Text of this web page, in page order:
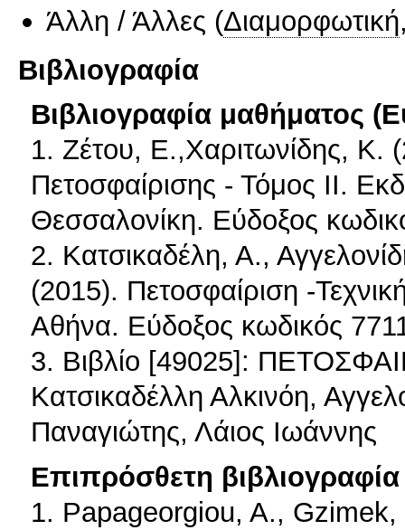
Άλλη / Άλλες (Διαμορφωτική
Βιβλιογραφία
Βιβλιογραφία μαθήματος
1. Ζέτου, Ε.,Χαριτωνίδης, Κ.
Πετοσφαίρισης - Τόμος IΙ.
Θεσσαλονίκη. Εύδοξος
2. Κατσικαδέλη, Α.,
(2015). Πετοσφαίριση -
Αθήνα. Εύδοξος κωδικός
3. Βιβλίο [49025]:
Κατσικαδέλλη Αλκινόη,
Παναγιώτης, Λάιος Ιωάννης
Επιπρόσθετη βιβλιογραφία
1. Papageorgiou, A.,